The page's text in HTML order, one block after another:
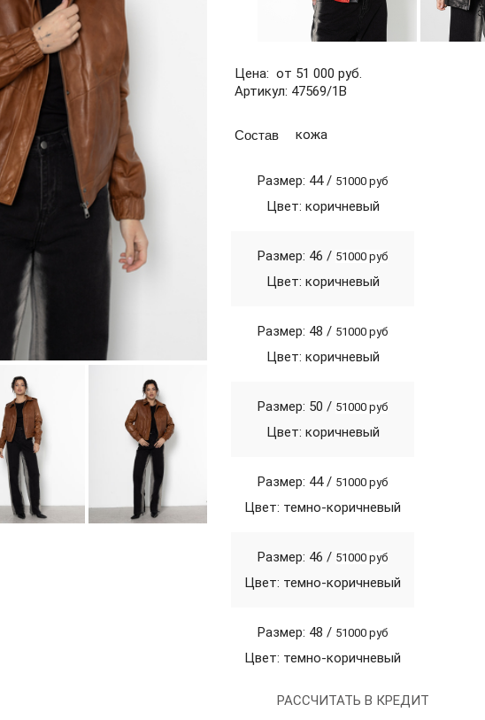
Цена: от 51 000 руб.
Артикул: 47569/1В
Состав кожа
Размер: 44 / 51000 руб
Цвет: коричневый
Размер: 46 / 51000 руб
Цвет: коричневый
Размер: 48 / 51000 руб
Цвет: коричневый
Размер: 50 / 51000 руб
Цвет: коричневый
Размер: 44 / 51000 руб
Цвет: темно-коричневый
Размер: 46 / 51000 руб
Цвет: темно-коричневый
Размер: 48 / 51000 руб
Цвет: темно-коричневый
РАССЧИТАТЬ В КРЕДИТ